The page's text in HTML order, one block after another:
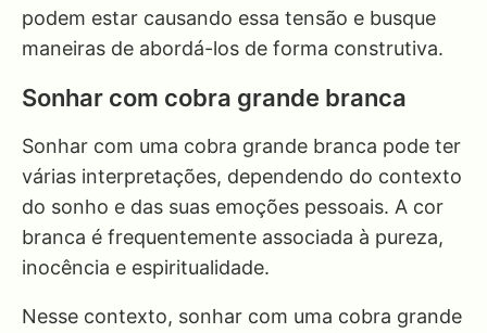
podem estar causando essa tensão e busque
maneiras de abordá-los de forma construtiva.
Sonhar com cobra grande branca
Sonhar com uma cobra grande branca pode ter
várias interpretações, dependendo do contexto
do sonho e das suas emoções pessoais. A cor
branca é frequentemente associada à pureza,
inocência e espiritualidade.
Nesse contexto, sonhar com uma cobra grande